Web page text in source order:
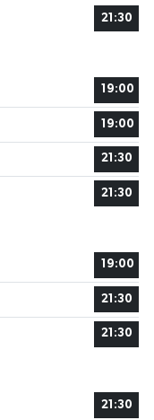
21:30
19:00
19:00
21:30
21:30
19:00
21:30
21:30
21:30